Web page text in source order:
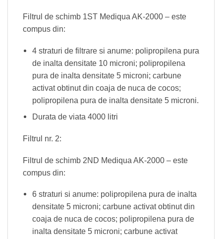
Filtrul de schimb 1ST Mediqua AK-2000 – este
compus din:
4 straturi de filtrare si anume: polipropilena pura
de inalta densitate 10 microni; polipropilena
pura de inalta densitate 5 microni; carbune
activat obtinut din coaja de nuca de cocos;
polipropilena pura de inalta densitate 5 microni.
Durata de viata 4000 litri
Filtrul nr. 2:
Filtrul de schimb 2ND Mediqua AK-2000 – este
compus din:
6 straturi si anume: polipropilena pura de inalta
densitate 5 microni; carbune activat obtinut din
coaja de nuca de cocos; polipropilena pura de
inalta densitate 5 microni; carbune activat